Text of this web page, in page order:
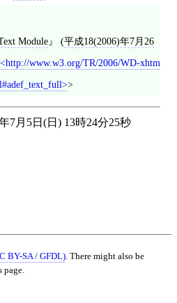
Module (平成18(2006)年7月26
http://www.w3.org/TR/2006/WD-xhtm
>
7月5日(日) 13時24分25秒
BY-SA / GFDL) . There might also be